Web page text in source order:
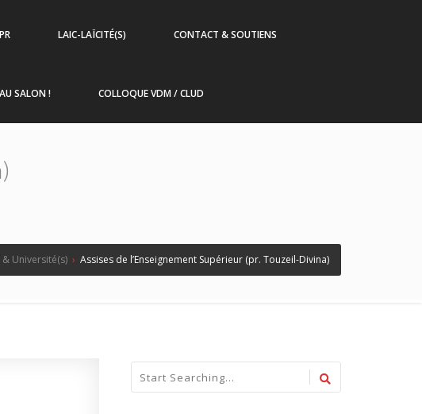
LAIC-LAÏCITÉ(S) CONTACT & SOUTIENS
AU SALON ! COLLOQUE VDM / CLUD
Université(s) › Assises de l’Enseignement Supérieur (pr. Touzeil-Divina)